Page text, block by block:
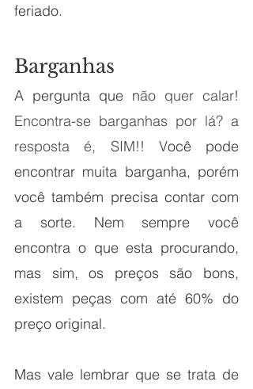
feriado.
Barganhas
A pergunta que não quer calar!
Encontra-se barganhas por lá? a
resposta é, SIM!! Você pode
encontrar muita barganha, porém
você também precisa contar com
a sorte. Nem sempre você
encontra o que esta procurando,
mas sim, os preços são bons,
existem peças com até 60% do
preço original.
Mas vale lembrar que se trata de